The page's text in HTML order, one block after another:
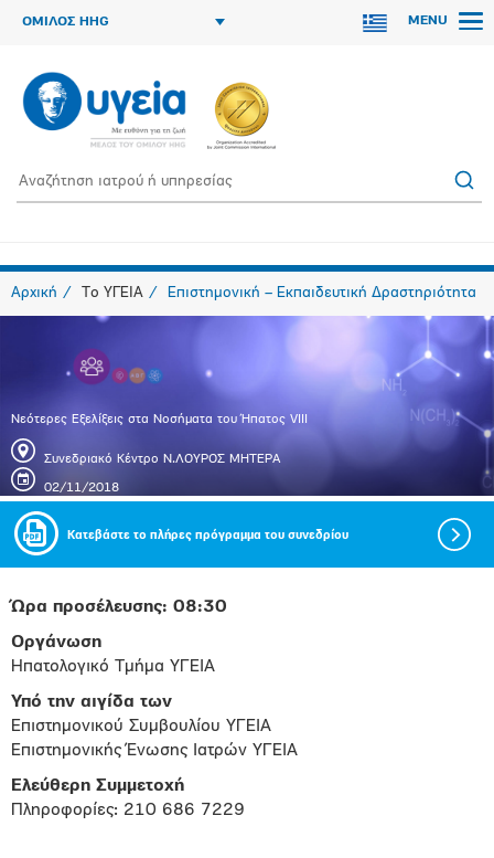
ΟΜΙΛΟΣ HHG MENU
Αρχική Το ΥΓΕΙΑ Επιστημονική – Εκπαιδευτική Δραστηριότητα
Νεότερες Εξελίξεις στα Νοσήματα του Ήπατος VIIΙ
Συνεδριακό Κέντρο Ν.ΛΟΥΡΟΣ ΜΗΤΕΡΑ
02/11/2018
Κατεβάστε το πλήρες πρόγραμμα του συνεδρίου
Ώρα προσέλευσης: 08:30
Οργάνωση
Ηπατολογικό Τμήμα ΥΓΕΙΑ
Υπό την αιγίδα των
Επιστημονικού Συμβουλίου ΥΓΕΙΑ
Επιστημονικής Ένωσης Ιατρών ΥΓΕΙΑ
Ελεύθερη Συμμετοχή
Πληροφορίες: 210 686 7229